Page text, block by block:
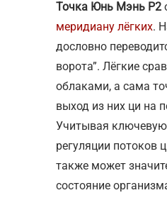
Точка Юнь Мэнь Р2
меридиану лёгких.
дословно
ворота”. Лёгкие
облаками, а сама
выход из них ци на
Учитывая ключевую
регуляции потоков
также может
состояние